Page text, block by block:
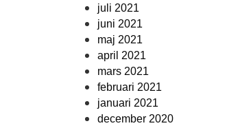
juli 2021
juni 2021
maj 2021
april 2021
mars 2021
februari 2021
januari 2021
december 2020